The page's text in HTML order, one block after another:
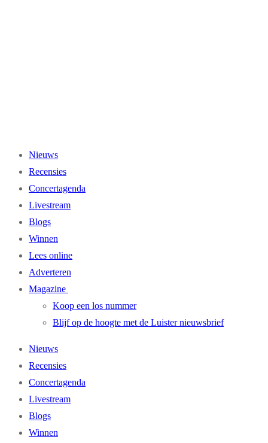
Nieuws
Recensies
Concertagenda
Livestream
Blogs
Winnen
Lees online
Adverteren
Magazine
Koop een los nummer
Blijf op de hoogte met de Luister nieuwsbrief
Nieuws
Recensies
Concertagenda
Livestream
Blogs
Winnen